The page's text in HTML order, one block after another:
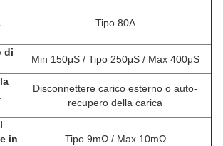
Tipo 80A
di
Min 150μS / Tipo 250μS / Max 400μS
Disconnettere carico esterno o auto-
recupero della carica
in
Tipo 9mΩ / Max 10mΩ